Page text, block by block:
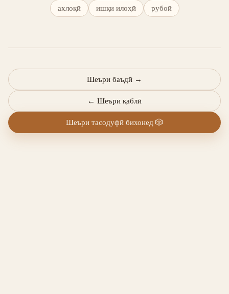
ахлоқӣ ишқи илоҳӣ рубоӣ
← Шеъри қаблӣ
Шеъри баъдӣ →
Шеъри тасодуфӣ бихонед 🎲